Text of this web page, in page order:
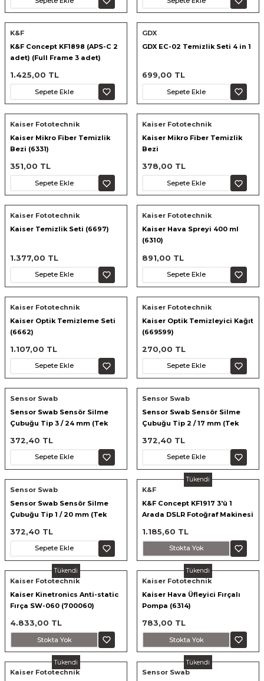
Cihazları
Işıklar
K&F
K&F Concept KF1898 (APS-C 2
adet) (Full Frame 3 adet)
1.425,00 TL
Sepete Ekle
GDX
GDX EC-02 Temizlik Seti 4 in 1
699,00 TL
Sepete Ekle
Kaiser Fototechnik
Kaiser Mikro Fiber Temizlik
Bezi (6331)
351,00 TL
Sepete Ekle
Kaiser Fototechnik
Kaiser Mikro Fiber Temizlik
Bezi
378,00 TL
Sepete Ekle
Kaiser Fototechnik
Kaiser Temizlik Seti (6697)
1.377,00 TL
Sepete Ekle
Kaiser Fototechnik
Kaiser Hava Spreyi 400 ml
(6310)
891,00 TL
Sepete Ekle
Kaiser Fototechnik
Kaiser Optik Temizleme Seti
(6662)
1.107,00 TL
Sepete Ekle
Kaiser Fototechnik
Kaiser Optik Temizleyici Kağıt
(669599)
270,00 TL
Sepete Ekle
Sensor Swab
Sensor Swab Sensör Silme
Çubuğu Tip 3 / 24 mm (Tek
372,40 TL
Sepete Ekle
Sensor Swab
Sensor Swab Sensör Silme
Çubuğu Tip 2 / 17 mm (Tek
372,40 TL
Sepete Ekle
Sensor Swab
Sensor Swab Sensör Silme
Çubuğu Tip 1 / 20 mm (Tek
372,40 TL
Sepete Ekle
Tükendi
K&F
K&F Concept KF1917 3'ü 1
Arada DSLR Fotoğraf Makinesi
1.185,60 TL
Stokta Yok
Tükendi
Kaiser Fototechnik
Kaiser Kinetronics Anti-static
Fırça SW-060 (700060)
4.833,00 TL
Stokta Yok
Tükendi
Kaiser Fototechnik
Kaiser Hava Üfleyici Fırçalı
Pompa (6314)
783,00 TL
Stokta Yok
Tükendi
Kaiser Fototechnik
Tükendi
Sensor Swab